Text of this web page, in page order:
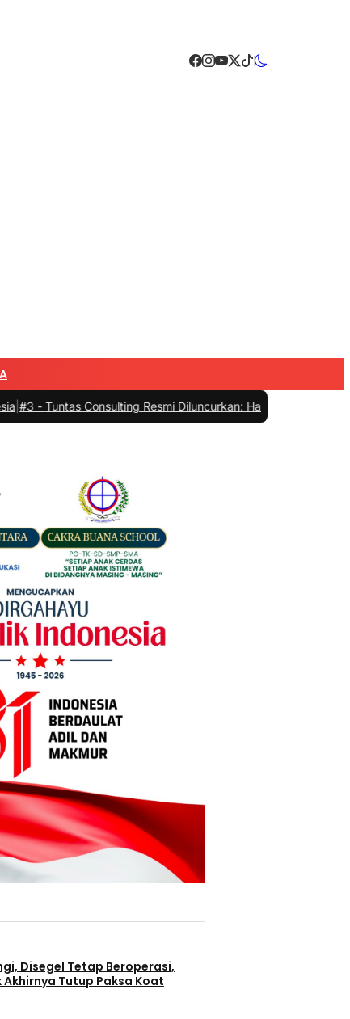
Consulting Resmi Diluncurkan: Hadir Menyelesaikan
Disegel Tetap Beroperasi,
Akhirnya Tutup Paksa Koat